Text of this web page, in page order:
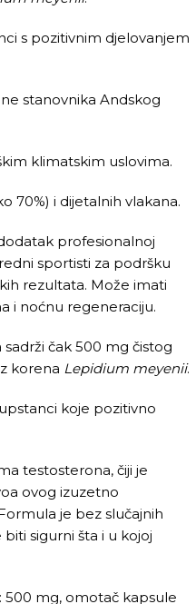
s pozitivnim djelovanjem
stanovnika Andskog
klimatskim uslovima.
70%) i dijetalnih vlakana.
profesionalnoj
sportisti za podršku
rezultata. Može imati
i noćnu regeneraciju.
sadrži čak 500 mg čistog
korena Lepidium meyenii.
koje pozitivno
testosterona, čiji je
ovog izuzetno
je bez slučajnih
sigurni šta i u kojoj
500 mg, omotač kapsule